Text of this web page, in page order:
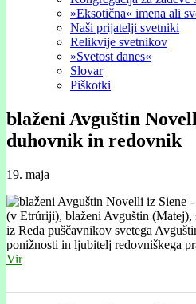
»Eksotična« imena ali
Naši prijatelji svetniki
Relikvije svetnikov
»Svetost danes«
Slovar
Piškotki
blaženi Avguštin
duhovnik in redovnik
19. maja
(v Etrúriji), blaženi Avguštin
iz Reda puščavnikov svetega
ponižnosti in ljubitelj redovniškega
Vir